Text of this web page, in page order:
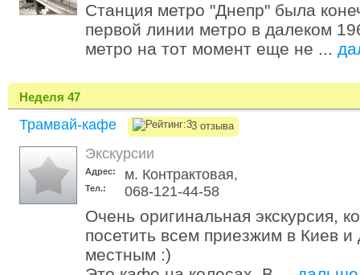
Станция метро "Днепр" была
первой линии метро в далеком
метро на тот момент еще не ...
Неделя 47
Трамвай-кафе 3 отзыва
Экскурсии
Адрес: м. Контрактовая,
Тел.: 068-121-44-58
Очень оригинальная экскурсия,
посетить всем приезжим в Киев
местным :)